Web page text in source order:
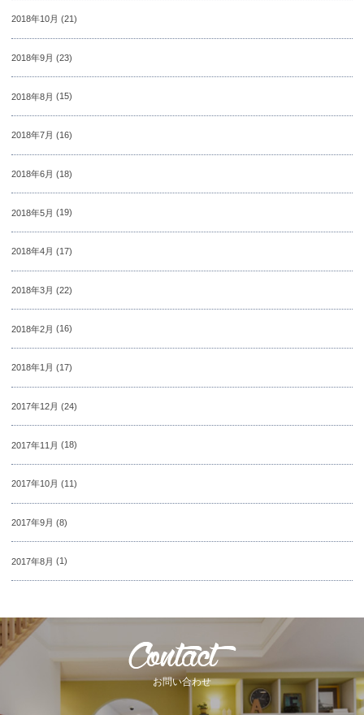
2018年10月 (21)
2018年9月 (23)
2018年8月 (15)
2018年7月 (16)
2018年6月 (18)
2018年5月 (19)
2018年4月 (17)
2018年3月 (22)
2018年2月 (16)
2018年1月 (17)
2017年12月 (24)
2017年11月 (18)
2017年10月 (11)
2017年9月 (8)
2017年8月 (1)
お問い合わせ